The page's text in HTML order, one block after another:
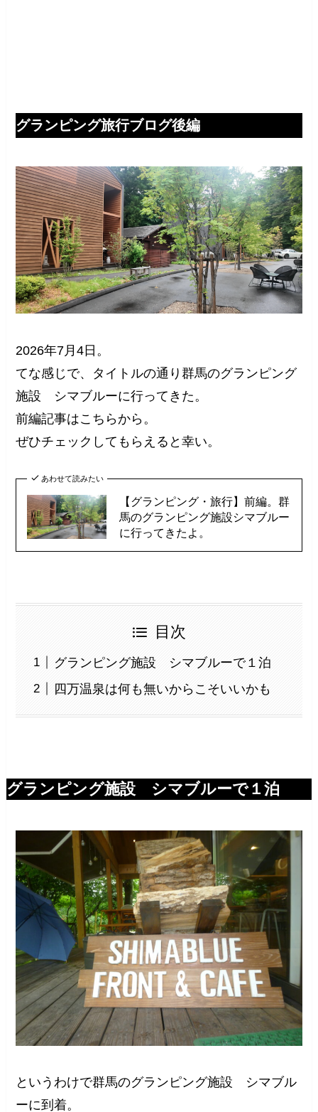
グランピング旅行ブログ後編
2026年7月4日。
てな感じで、タイトルの通り群馬のグランピング
施設 シマブルーに行ってきた。
前編記事はこちらから。
ぜひチェックしてもらえると幸い。
あわせて読みたい
【グランピング・旅行】前編。群
馬のグランピング施設シマブルー
に行ってきたよ。
目次
グランピング施設 シマブルーで１泊
四万温泉は何も無いからこそいいかも
グランピング施設 シマブルーで１泊
というわけで群馬のグランピング施設 シマブル
ーに到着。